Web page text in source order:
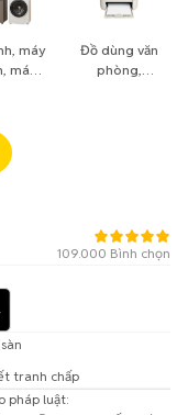
máy
máy
Đồ dùng văn
phòng,
109.000 Bình chọn
tranh chấp
pháp luật: